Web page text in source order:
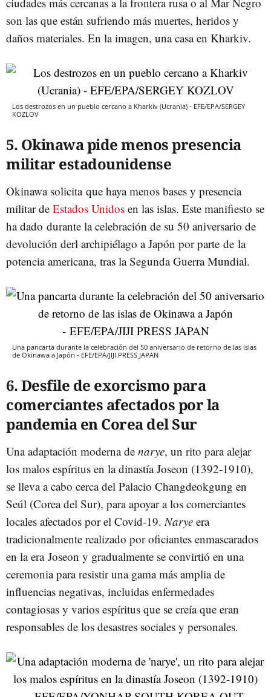
son las que están sufriendo más muertes, heridos y
daños materiales. En la imagen, una casa en Kharkiv.
Los destrozos en un pueblo cercano a Kharkiv (Ucrania) - EFE/EPA/SERGEY
KOZLOV
5. Okinawa pide menos presencia
militar estadounidense
Okinawa solicita que haya menos bases y presencia
militar de Estados Unidos en las islas. Este manifiesto se
ha dado durante la celebración de su 50 aniversario de
devolución derl archipiélago a Japón por parte de la
potencia americana, tras la Segunda Guerra Mundial.
Una pancarta durante la celebración del 50 aniversario de retorno de las islas
de Okinawa a Japón - EFE/EPA/JIJI PRESS JAPAN
6. Desfile de exorcismo para
comerciantes afectados por la
pandemia en Corea del Sur
Una adaptación moderna de narye, un rito para alejar
los malos espíritus en la dinastía Joseon (1392-1910),
se lleva a cabo cerca del Palacio Changdeokgung en
Seúl (Corea del Sur), para apoyar a los comerciantes
locales afectados por el Covid-19.Narye era
tradicionalmente realizado por oficiantes enmascarados
en la era Joseon y gradualmente se convirtió en una
ceremonia para resistir una gama más amplia de
influencias negativas, incluidas enfermedades
contagiosas y varios espíritus que se creía que eran
responsables de los desastres sociales y personales.